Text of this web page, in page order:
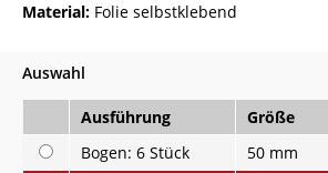
Material: Folie selbstklebend
Auswahl
Ausführung Größe
Bogen: 6 Stück
50 mm